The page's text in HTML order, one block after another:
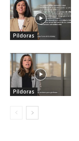
Píldoras
Píldoras